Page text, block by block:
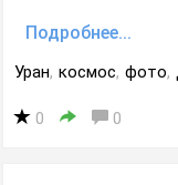
Подробнее...
Уран, космос, фото,
0 0